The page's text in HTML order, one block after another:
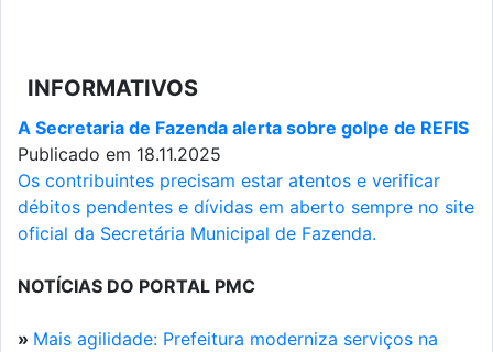
INFORMATIVOS
A Secretaria de Fazenda alerta sobre golpe de REFIS
Publicado em 18.11.2025
Os contribuintes precisam estar atentos e verificar
débitos pendentes e dívidas em aberto sempre no site
oficial da Secretária Municipal de Fazenda.
NOTÍCIAS DO PORTAL PMC
» Mais agilidade: Prefeitura moderniza serviços na